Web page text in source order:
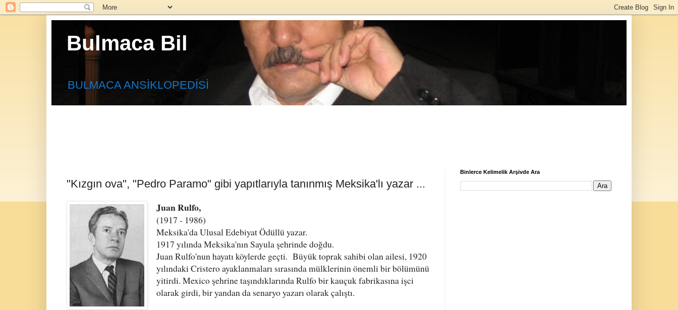
Bulmaca Bil
BULMACA ANSİKLOPEDİSİ
"Kızgın ova", "Pedro Paramo" gibi yapıtlarıyla tanınmış Meksika'lı yazar ...
Juan Rulfo,
(1917 - 1986)
Meksika'da Ulusal Edebiyat Ödüllü yazar.
1917 yılında Meksika'nın Sayula şehrinde doğdu.
Juan Rulfo'nun hayatı köylerde geçti. Büyük toprak sahibi olan ailesi, 1920
yılındaki Cristero ayaklanmaları sırasında mülklerinin önemli bir bölümünü
yitirdi. Mexico şehrine taşındıklarında Rulfo bir kauçuk fabrikasına işci
olarak girdi, bir yandan da senaryo yazarı olarak çalıştı.
Binlerce Kelimelik Arşivde Ara